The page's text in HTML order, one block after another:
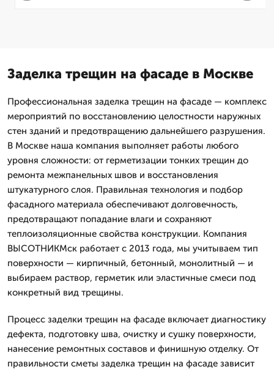
Заделка трещин на фасаде в Москве
Профессиональная заделка трещин на фасаде — комплекс
мероприятий по восстановлению целостности наружных
стен зданий и предотвращению дальнейшего разрушения.
В Москве наша компания выполняет работы любого
уровня сложности: от герметизации тонких трещин до
ремонта межпанельных швов и восстановления
штукатурного слоя. Правильная технология и подбор
фасадного материала обеспечивают долговечность,
предотвращают попадание влаги и сохраняют
теплоизоляционные свойства конструкции. Компания
ВЫСОТНИКМск работает с 2013 года, мы учитываем тип
поверхности — кирпичный, бетонный, монолитный — и
выбираем раствор, герметик или эластичные смеси под
конкретный вид трещины.
Процесс заделки трещин на фасаде включает диагностику
дефекта, подготовку шва, очистку и сушку поверхности,
нанесение ремонтных составов и финишную отделку. От
правильности сметы заделка трещин на фасаде зависит